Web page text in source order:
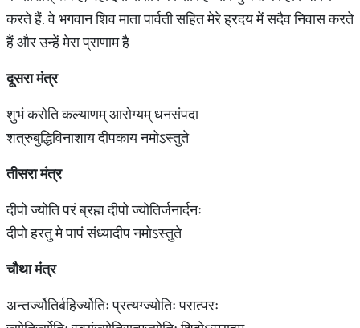
करते हैं. वे भगवान शिव माता पार्वती सहित मेरे ह्रदय में सदैव निवास करते
हैं और उन्हें मेरा प्राणाम है.
दूसरामंत्र
शुभं करोति कल्याणम् आरोग्यम् धनसंपदा
शत्रुबुद्धिविनाशाय दीपकाय नमोऽस्तुते
तीसरामंत्र
दीपो ज्योति परं ब्रह्म दीपो ज्योतिर्जनार्दनः
दीपो हरतु मे पापं संध्यादीप नमोऽस्तुते
चौथामंत्र
अन्तर्ज्योतिर्बहिर्ज्योतिः प्रत्यग्ज्योतिः परात्परः